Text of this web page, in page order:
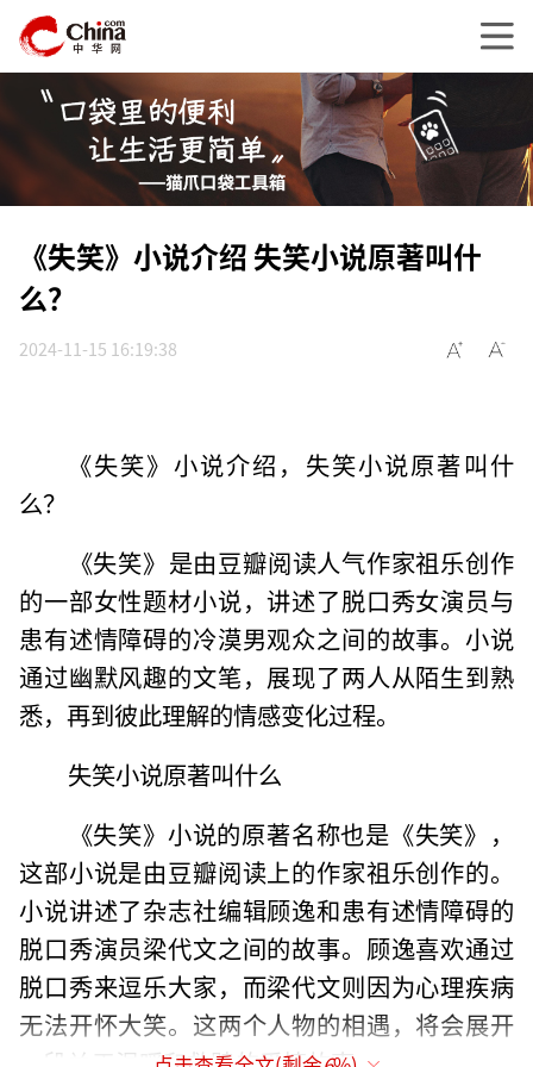
《失笑》小说介绍 失笑小说原著叫什
么？
2024-11-15 16:19:38
《失笑》小说介绍，失笑小说原著叫什
么？
‌《失笑》‌是由豆瓣阅读人气作家祖乐创作
的一部女性题材小说，讲述了脱口秀女演员与
患有述情障碍的冷漠男观众之间的故事。小说
通过幽默风趣的文笔，展现了两人从陌生到熟
悉，再到彼此理解的情感变化过程。
失笑小说原著叫什么
‌《失笑》小说的原著名称也是《失笑》‌，
这部小说是由豆瓣阅读上的作家祖乐创作的。
小说讲述了杂志社编辑顾逸和患有述情障碍的
脱口秀演员梁代文之间的故事。顾逸喜欢通过
脱口秀来逗乐大家，而梁代文则因为心理疾病
无法开怀大笑。这两个人物的相遇，将会展开